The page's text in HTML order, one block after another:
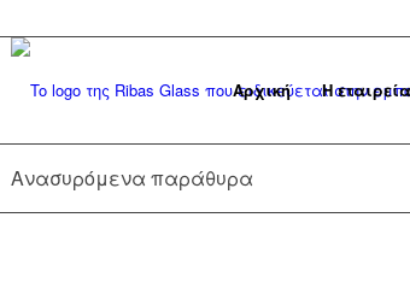
Αρχική Η εταιρεία
Ανασυρόμενα παράθυρα